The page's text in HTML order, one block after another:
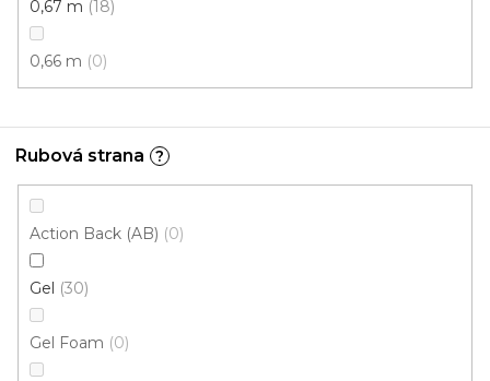
0,67 m 18
0,66 m 0
Rubová strana ?
Action Back (AB) 0
Gel 30
Gel Foam 0
Koberce běhouny Essenza /gel 19 šedá
Skladem externě, odesíláme do 3 - 8 dní